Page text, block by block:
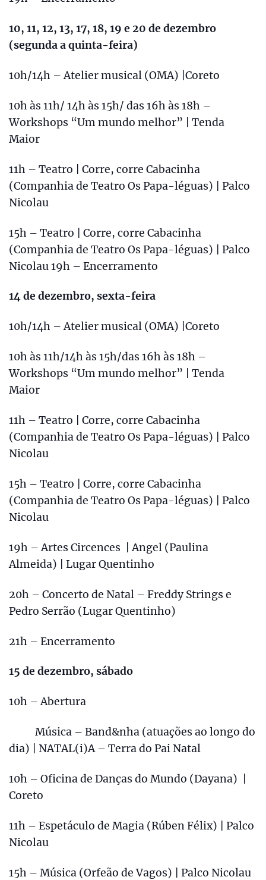
10, 11, 12, 13, 17, 18, 19 e 20 de dezembro
(segunda a quinta-feira)
10h/14h – Atelier musical (OMA) |Coreto
10h às 11h/ 14h às 15h/ das 16h às 18h –
Workshops “Um mundo melhor” | Tenda
Maior
11h – Teatro | Corre, corre Cabacinha
(Companhia de Teatro Os Papa-léguas) | Palco
Nicolau
15h – Teatro | Corre, corre Cabacinha
(Companhia de Teatro Os Papa-léguas) | Palco
Nicolau 19h – Encerramento
14 de dezembro, sexta-feira
10h/14h – Atelier musical (OMA) |Coreto
10h às 11h/14h às 15h/das 16h às 18h –
Workshops “Um mundo melhor” | Tenda
Maior
11h – Teatro | Corre, corre Cabacinha
(Companhia de Teatro Os Papa-léguas) | Palco
Nicolau
15h – Teatro | Corre, corre Cabacinha
(Companhia de Teatro Os Papa-léguas) | Palco
Nicolau
19h – Artes Circences | Angel (Paulina
Almeida) | Lugar Quentinho
20h – Concerto de Natal – Freddy Strings e
Pedro Serrão (Lugar Quentinho)
21h – Encerramento
15 de dezembro, sábado
10h – Abertura
Música – Band&nha (atuações ao longo do
dia) | NATAL(i)A – Terra do Pai Natal
10h – Oficina de Danças do Mundo (Dayana) |
Coreto
11h – Espetáculo de Magia (Rúben Félix) | Palco
Nicolau
15h – Música (Orfeão de Vagos) | Palco Nicolau